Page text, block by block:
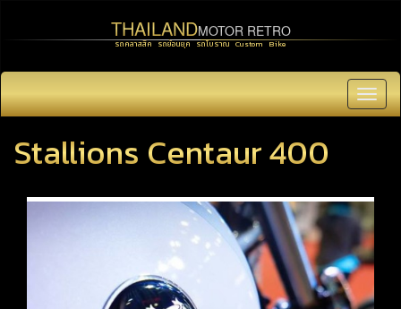
THAILANDMOTOR RETRO
รถคลาสสิค รถย้อนยุค รถโบราณ Custom Bike
Stallions Centaur 400